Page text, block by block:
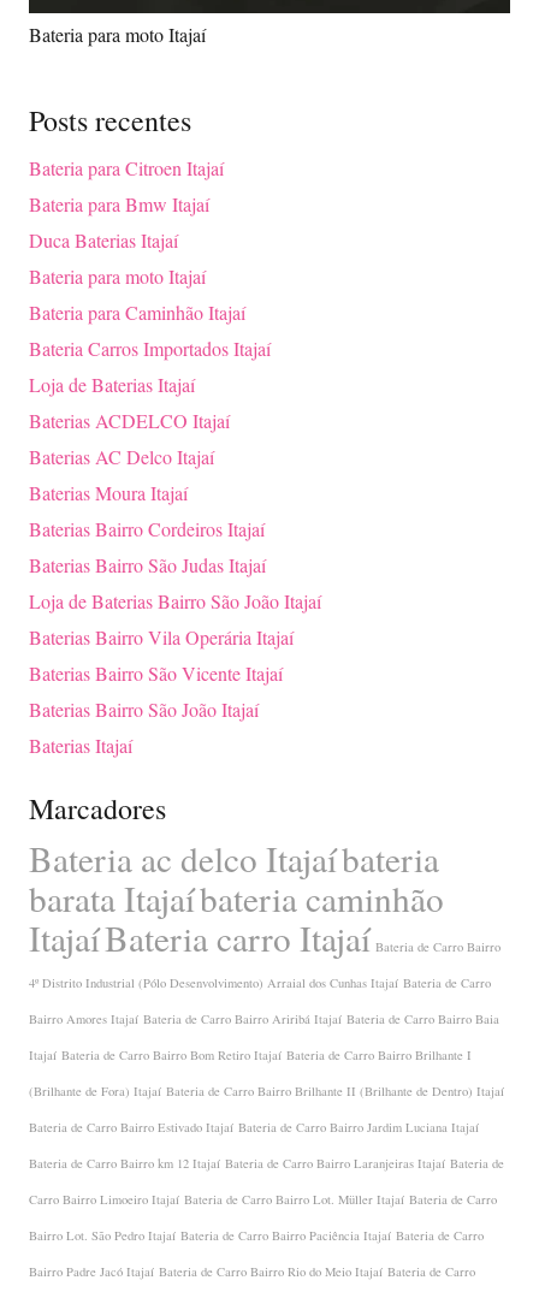
Bateria para moto Itajaí
Posts recentes
Bateria para Citroen Itajaí
Bateria para Bmw Itajaí
Duca Baterias Itajaí
Bateria para moto Itajaí
Bateria para Caminhão Itajaí
Bateria Carros Importados Itajaí
Loja de Baterias Itajaí
Baterias ACDELCO Itajaí
Baterias AC Delco Itajaí
Baterias Moura Itajaí
Baterias Bairro Cordeiros Itajaí
Baterias Bairro São Judas Itajaí
Loja de Baterias Bairro São João Itajaí
Baterias Bairro Vila Operária Itajaí
Baterias Bairro São Vicente Itajaí
Baterias Bairro São João Itajaí
Baterias Itajaí
Marcadores
Bateria ac delco Itajaíbateria
barata Itajaíbateria caminhão
ItajaíBateria carro Itajaí Bateria de Carro Bairro
4º Distrito Industrial (Pólo Desenvolvimento) Arraial dos Cunhas Itajaí Bateria de Carro
Bairro Amores Itajaí Bateria de Carro Bairro Ariribá Itajaí Bateria de Carro Bairro Baia
Itajaí Bateria de Carro Bairro Bom Retiro Itajaí Bateria de Carro Bairro Brilhante I
(Brilhante de Fora) Itajaí Bateria de Carro Bairro Brilhante II (Brilhante de Dentro) Itajaí
Bateria de Carro Bairro Estivado Itajaí Bateria de Carro Bairro Jardim Luciana Itajaí
Bateria de Carro Bairro km 12 Itajaí Bateria de Carro Bairro Laranjeiras Itajaí Bateria de
Carro Bairro Limoeiro Itajaí Bateria de Carro Bairro Lot. Müller Itajaí Bateria de Carro
Bairro Lot. São Pedro Itajaí Bateria de Carro Bairro Paciência Itajaí Bateria de Carro
Bairro Padre Jacó Itajaí Bateria de Carro Bairro Rio do Meio Itajaí Bateria de Carro